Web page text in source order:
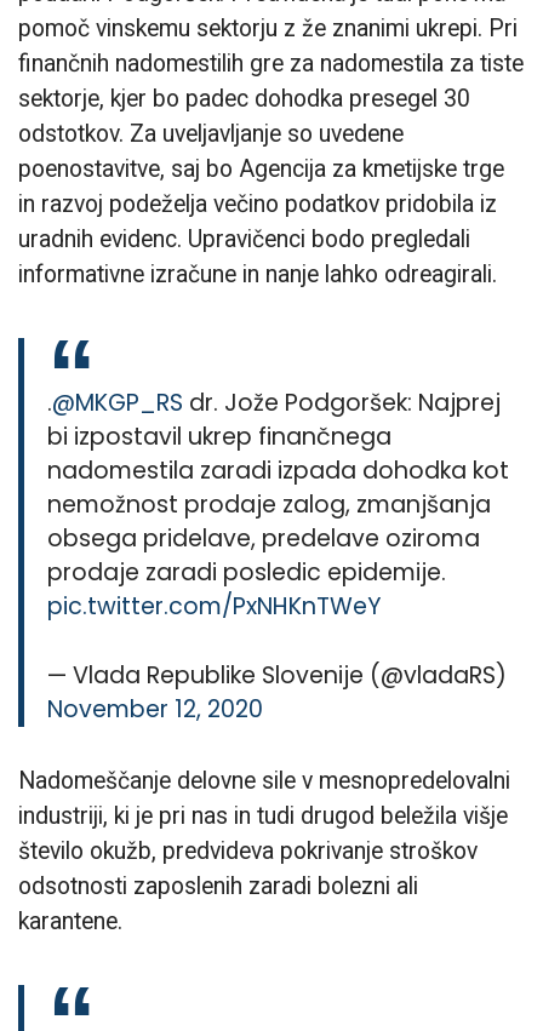
pomoč vinskemu sektorju z že znanimi ukrepi. Pri
finančnih nadomestilih gre za nadomestila za tiste
sektorje, kjer bo padec dohodka presegel 30
odstotkov. Za uveljavljanje so uvedene
poenostavitve, saj bo Agencija za kmetijske trge
in razvoj podeželja večino podatkov pridobila iz
uradnih evidenc. Upravičenci bodo pregledali
informativne izračune in nanje lahko odreagirali.
.@MKGP_RS dr. Jože Podgoršek: Najprej
bi izpostavil ukrep finančnega
nadomestila zaradi izpada dohodka kot
nemožnost prodaje zalog, zmanjšanja
obsega pridelave, predelave oziroma
prodaje zaradi posledic epidemije.
pic.twitter.com/PxNHKnTWeY
— Vlada Republike Slovenije (@vladaRS)
November 12, 2020
Nadomeščanje delovne sile v mesnopredelovalni
industriji, ki je pri nas in tudi drugod beležila višje
število okužb, predvideva pokrivanje stroškov
odsotnosti zaposlenih zaradi bolezni ali
karantene.